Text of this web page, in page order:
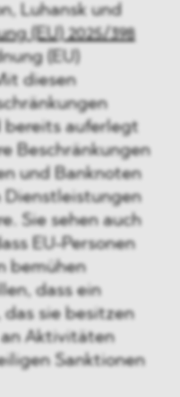
Luhansk und
(EU) 2025/398
(EU)
diesen
bereits auferlegt
Beschränkungen
und Banknoten
Dienstleistungen
Sie sehen auch
EU-Personen
bemühen
dass ein
sie besitzen
Aktivitäten
Sanktionen